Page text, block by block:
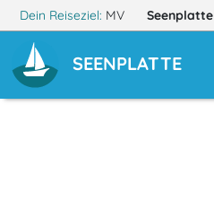
Dein Reiseziel: MV Seenplatte
SEENPLATTE